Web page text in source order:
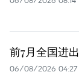
前7月全国进
06/08/2026 04:27